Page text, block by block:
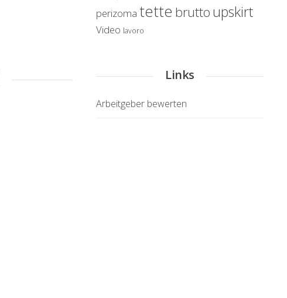
perizoma tette brutto upskirt
Video lavoro
Links
Arbeitgeber bewerten